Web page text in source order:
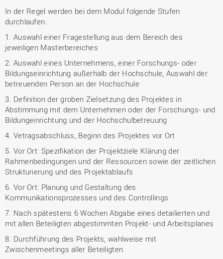
In der Regel werden bei dem Modul folgende Stufen
durchlaufen.
1. Auswahl einer Fragestellung aus dem Bereich des
jeweiligen Masterbereiches
2. Auswahl eines Unternehmens, einer Forschungs- oder
Bildungseinrichtung außerhalb der Hochschule, Auswahl der
betreuenden Person an der Hochschule
3. Definition der groben Zielsetzung des Projektes in
Abstimmung mit dem Unternehmen oder der Forschungs- und
Bildungeinrichtung und der Hochschulbetreuung
4. Vetragsabschluss, Beginn des Projektes vor Ort
5. Vor Ort: Spezifikation der Projektziele Klärung der
Rahmenbedingungen und der Ressourcen sowie der zeitlichen
Strukturierung und des Projektablaufs
6. Vor Ort: Planung und Gestaltung des
Kommunikationsprozesses und des Controllings
7. Nach spätestens 6 Wochen Abgabe eines detailierten und
mit allen Beteiligten abgestimmten Projekt- und Arbeitsplanes
8. Durchführung des Projekts, wahlweise mit
Zwischenmeetings aller Beteiligten